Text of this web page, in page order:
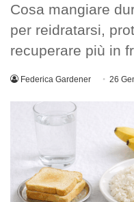
Cosa mangiare
per reidratarsi,
recuperare più in
Federica Gardener 26